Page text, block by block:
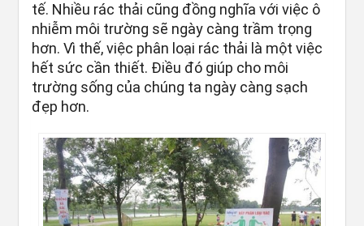
tế. Nhiều rác thải cũng đồng nghĩa với việc ô
nhiễm môi trường sẽ ngày càng trầm trọng
hơn. Vì thế, việc phân loại rác thải là một việc
hết sức cần thiết. Điều đó giúp cho môi
trường sống của chúng ta ngày càng sạch
đẹp hơn.